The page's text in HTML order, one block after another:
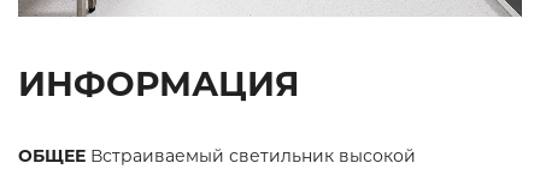
ИНФОРМАЦИЯ
ОБЩЕЕ Встраиваемый светильник высокой